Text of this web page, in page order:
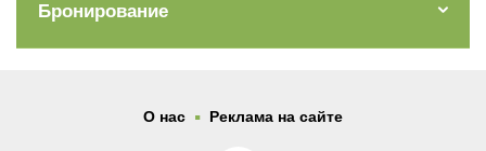
Бронирование
О нас . Реклама на сайте